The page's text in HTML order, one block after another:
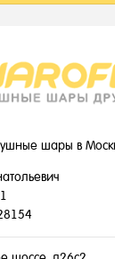
шары в